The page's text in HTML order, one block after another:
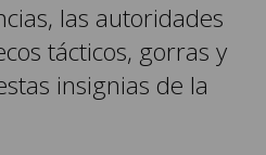
las autoridades
tácticos, gorras y
insignias de la